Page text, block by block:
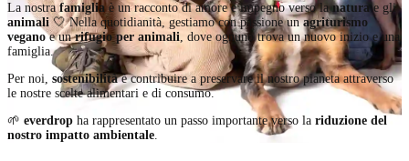
La nostrafamiglia è un racconto di amore e impegno verso lanatura e gli
animali 🤍Nella quotidianità, gestiamo con passione unagriturismo
veganoe unrifugio per animali, dove ognuno trova un nuovo inizio e una
famiglia.
Per noi, sostenibilitàè contribuire a preservare il nostro pianeta attraverso
le nostre scelte alimentari e di consumo.
🌱 everdrop ha rappresentato un passo importante verso la riduzione del
nostro impatto ambientale.